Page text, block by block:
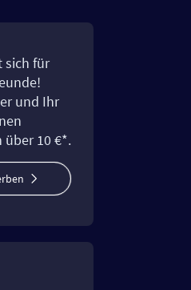
sich für
und Ihr
über 10 €*.